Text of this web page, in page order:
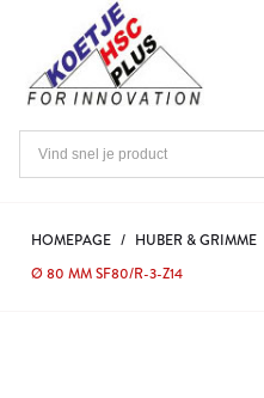
HOMEPAGE / HUBER & GRIMME
Ø 80 MM SF80/R-3-Z14